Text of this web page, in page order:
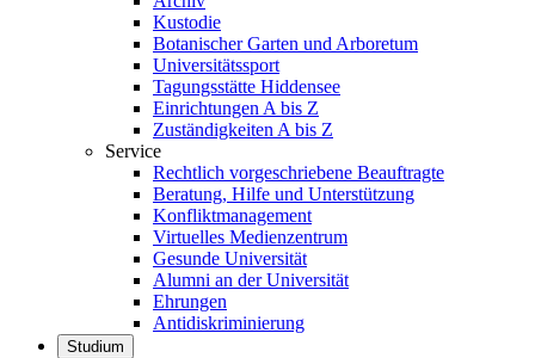
Kustodie
Botanischer Garten und Arboretum
Universitätssport
Tagungsstätte Hiddensee
Einrichtungen A bis Z
Zuständigkeiten A bis Z
Service
Rechtlich vorgeschriebene Beauftragte
Beratung, Hilfe und Unterstützung
Konfliktmanagement
Virtuelles Medienzentrum
Gesunde Universität
Alumni an der Universität
Ehrungen
Antidiskriminierung
Studium